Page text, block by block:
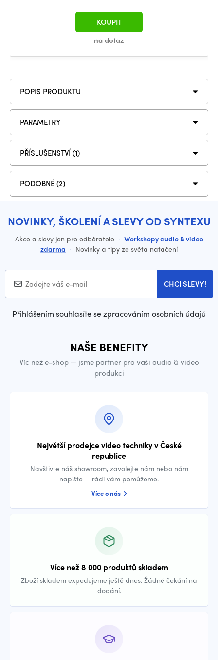
na dotaz
KOUPIT
POPIS PRODUKTU
PARAMETRY
PŘÍSLUŠENSTVÍ (1)
PODOBNÉ (2)
NOVINKY, ŠKOLENÍ A SLEVY OD SYNTEXU
Akce a slevy jen pro odběratele · Workshopy audio & video
zdarma · Novinky a tipy ze světa natáčení
CHCI SLEVY!
Přihlášením souhlasíte se zpracováním osobních údajů
NAŠE BENEFITY
Víc než e-shop — jsme partner pro vaši audio & video
produkci
Největší prodejce video techniky v České
republice
Navštivte náš showroom, zavolejte nám nebo nám
napište — rádi vám pomůžeme.
Více o nás
Více než 8 000 produktů skladem
Zboží skladem expedujeme ještě dnes. Žádné čekání na
dodání.